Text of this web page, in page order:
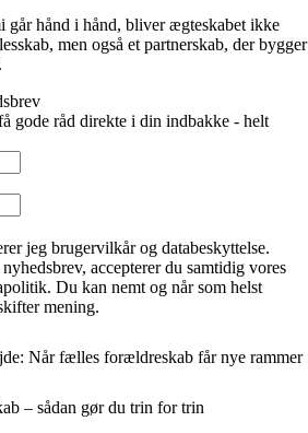
hånd i hånd, bliver ægteskabet ikke
men også et partnerskab, der bygger
gode råd direkte i din indbakke - helt
jeg brugervilkår og databeskyttelse.
accepterer du samtidig vores
Du kan nemt og når som helst
mening.
Når fælles forældreskab får nye rammer
– sådan gør du trin for trin